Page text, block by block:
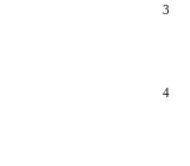
3
4